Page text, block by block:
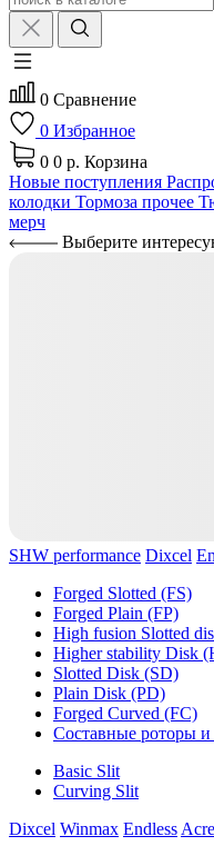
0 Сравнение
0 Избранное
0 0 р. Корзина
Новые поступления
колодки Тормоза прочее
мерч
Выберите
SHW performance Dixcel
Forged Slotted (FS)
Forged Plain (FP)
High fusion Slotted
Higher stability Disk
Slotted Disk (SD)
Plain Disk (PD)
Forged Curved (FC)
Составные роторы и
Basic Slit
Curving Slit
Dixcel Winmax Endless Acre